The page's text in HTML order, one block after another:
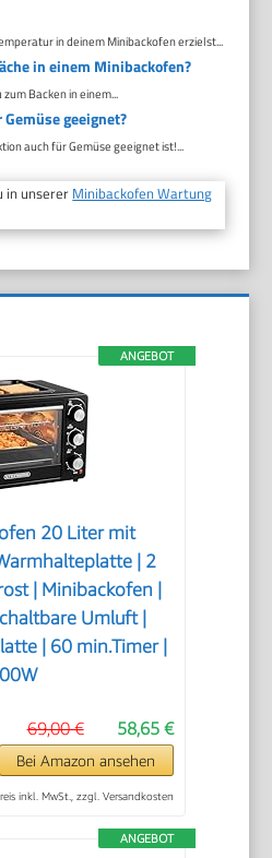
in deinem Minibackofen erzielst...
in einem Minibackofen?
Backen in einem...
geeignet?
auch für Gemüse geeignet ist!...
in unserer Minibackofen Wartung
ANGEBOT
20 Liter mit
| 2
| Minibackofen |
Umluft |
| 60 min.Timer |
58,65 €
69,00 €
Bei Amazon ansehen
inkl. MwSt., zzgl. Versandkosten
ANGEBOT